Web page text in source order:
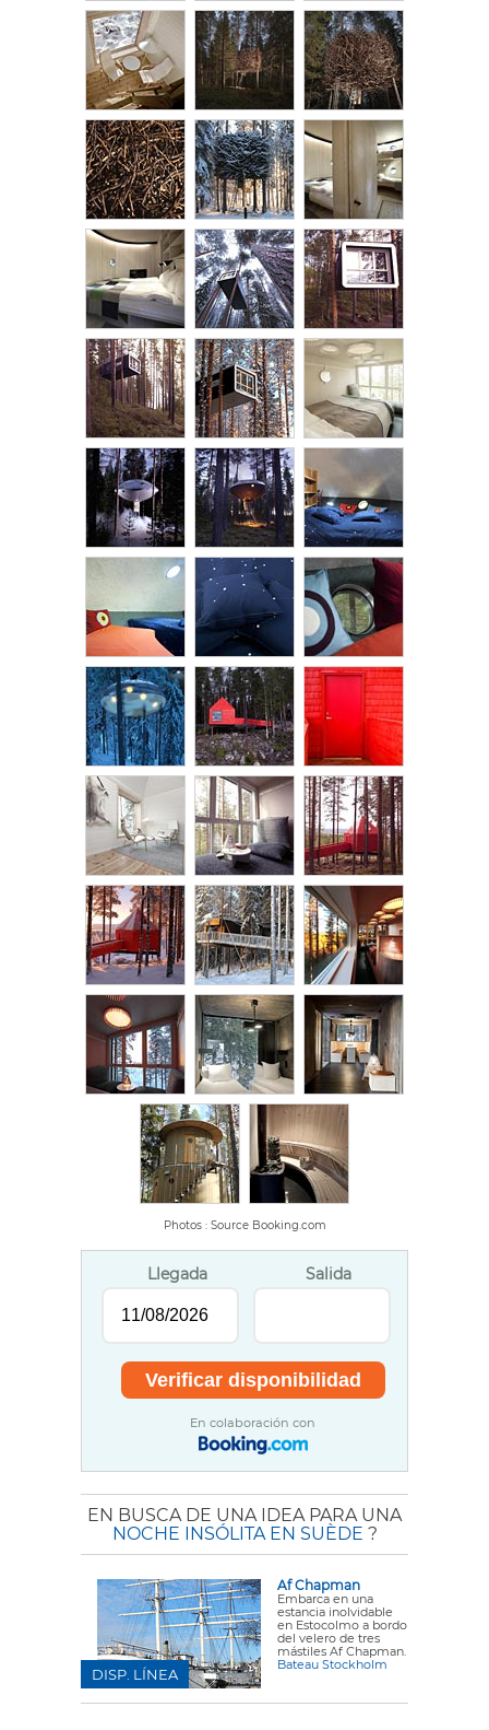
Photos : Source Booking.com
Llegada Salida
En colaboración con
EN BUSCA DE UNA IDEA PARA UNA
NOCHE INSÓLITA EN SUÈDE ?
Af Chapman
Embarca en una
estancia inolvidable
en Estocolmo a bordo
del velero de tres
mástiles Af Chapman.
Bateau Stockholm
DISP. LÍNEA